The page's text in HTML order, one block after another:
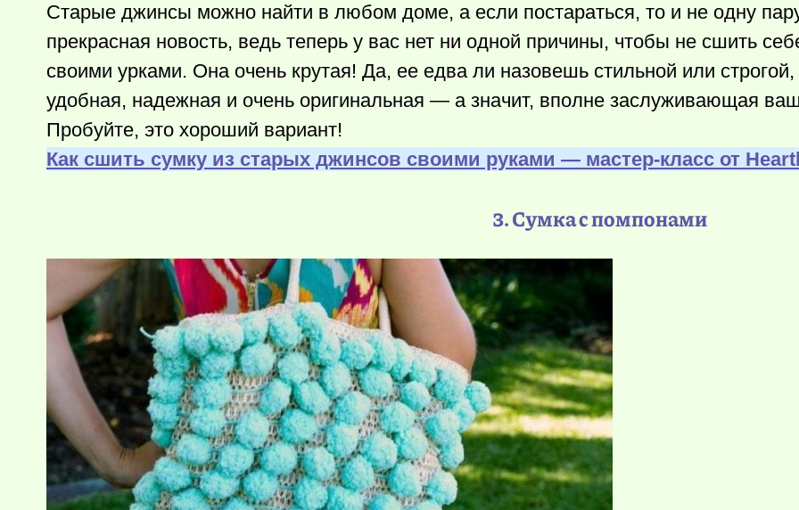
Старые джинсы можно найти в любом доме, а если постараться, то и не одну
прекрасная новость, ведь теперь у вас нет ни одной причины, чтобы не сшить
своими урками. Она очень крутая! Да, ее едва ли назовешь стильной или
удобная, надежная и очень оригинальная — а значит, вполне заслуживающая
Пробуйте, это хороший вариант!
Как сшить сумку из старых джинсов своими руками — мастер-класс от
3. Сумка с помпонами